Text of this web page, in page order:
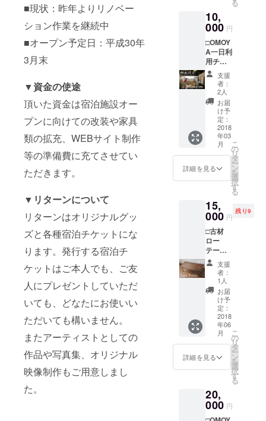
■現状：昨年よりリノベー
ション作業を継続中
■オープン予定日：平成30年
3月末
▼資金の使途
頂いた資金は宿泊施設オー
プンに向けての改装や家具
類の拡充、WEBサイト制作
等の準備費に充てさせてい
ただきます。
▼リターンについて
リターンはオリジナルグッ
ズと各種宿泊チケットにな
ります。発行する宿泊チ
ケットはご本人でも、ご友
人にプレゼントしていただ
いても、どなたにお使いい
ただいても構いません。
またアーティストとしての
作品や写真集、オリジナル
映像制作もご用意しまし
た。
きな作
品をお
選びい
ただ
き、デ
ジタルC
プリン
トにて
サイン
入りで
お送り
させて
いただ
きま
す。
（額装
含ず）
eikoh-
tanaka.
net/cat
egory/p
hotogra
ph/
る
10,
000 円
□OMOY
A一日利
用チ
ケット
（＊）
□トート
バッグ
□ポスト
カード
□お礼の
メッ
セージ -
-----------
-----------
-----------
---------
ティ、
イベン
ト、
ワーク
ショッ
プ等の
ご利用
に。 ＊
キッチ
ン、
シャ
ワー、
トイレ
も使用
可能。
＊利用
時間は
泊不
可。
支援
者：
2人
お届
け予
定：
2018
年03
月
詳細を見る
こ
の
リ
タ
ー
ン
を
選
択
す
る
15,
000 円
残り9
□古材
ロー
テーブ
ル
（＊）
□トート
バッグ
□ポスト
カード
□お礼の
メッ
セージ
＊リノ
ベー
ション
の際に
材・リ
サイク
ル材を
支援
者：
1人
お届
け予
定：
2018
年06
月
詳細を見る
こ
の
リ
タ
ー
ン
を
選
択
す
る
20,
000 円